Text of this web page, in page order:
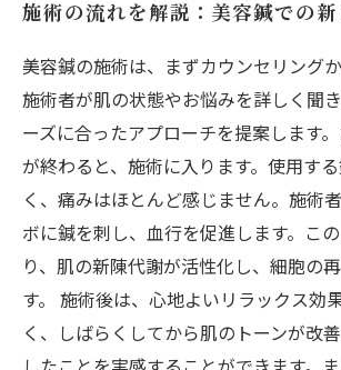
施術の流れを解説：美容鍼での
美容鍼の施術は、まずカウンセリングか
施術者が肌の状態やお悩みを詳しく聞
ーズに合ったアプローチを提案します
が終わると、施術に入ります。使用す
く、痛みはほとんど感じません。施術
ボに鍼を刺し、血行を促進します。こ
り、肌の新陳代謝が活性化し、細胞の
す。 施術後は、心地よいリラックス効
く、しばらくしてから肌のトーンが改